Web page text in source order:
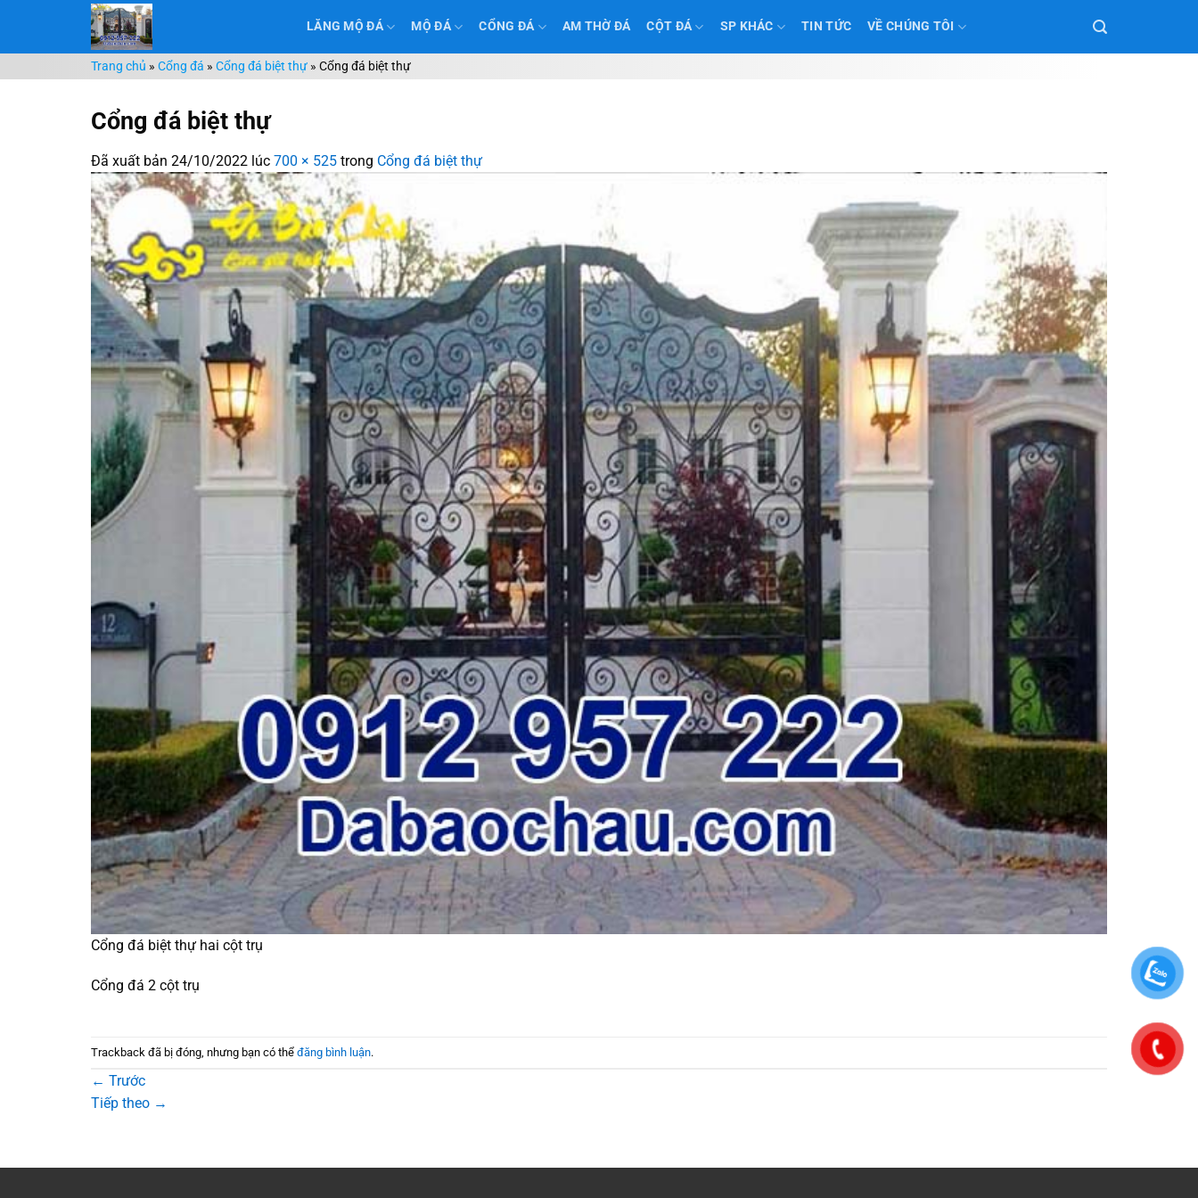
nội
dung
LĂNG MỘ ĐÁ MỘ ĐÁ CỔNG ĐÁ AM THỜ ĐÁ CỘT ĐÁ SP KHÁC TIN TỨC VỀ CHÚNG TÔI
Trang chủ » Cổng đá » Cổng đá biệt thự » Cổng đá biệt thự
Cổng đá biệt thự
Đã xuất bản 24/10/2022 lúc 700 × 525 trong Cổng đá biệt thự
Cổng đá biệt thự hai cột trụ
Cổng đá 2 cột trụ
Trackback đã bị đóng, nhưng bạn có thể đăng bình luận.
← Trước
Tiếp theo →